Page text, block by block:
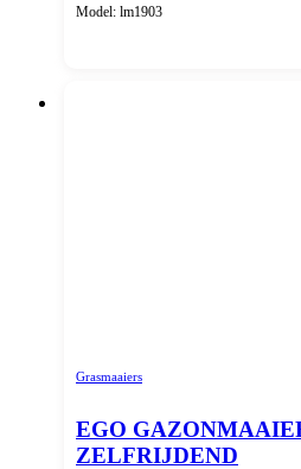
Model: lm1903
Grasmaaiers
EGO
ZELFRIJDEND